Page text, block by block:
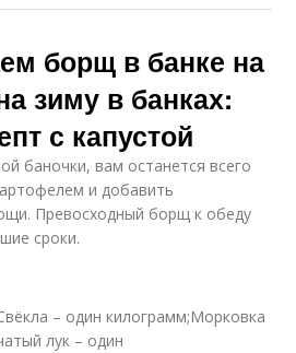
борщ в банке на
зиму в банках:
с капустой
баночки, вам останется всего
и добавить
Превосходный борщ к обеду
сроки.
– один килограмм;Морковка
лук – один